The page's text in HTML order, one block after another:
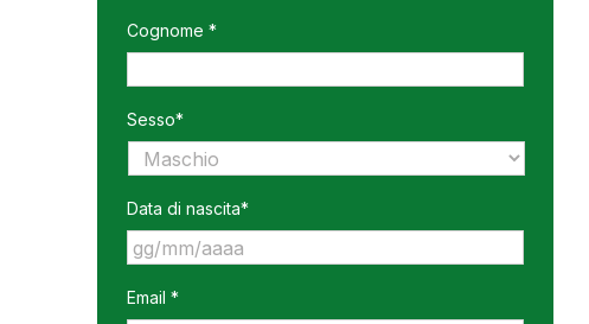
Cognome *
Sesso*
Data di nascita*
slash
Email *